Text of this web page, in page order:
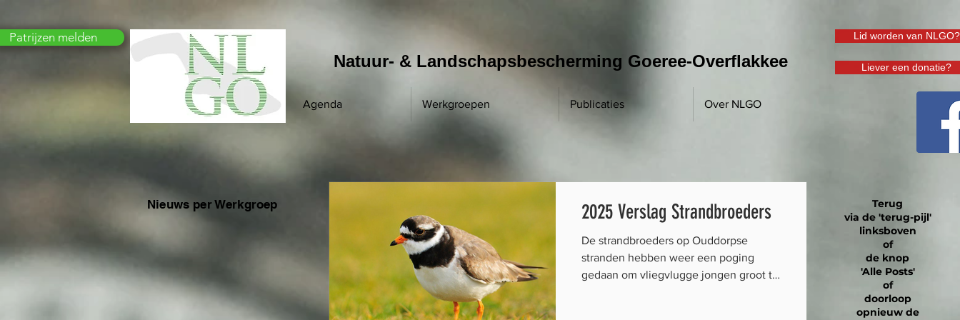
Patrijzen melden
Natuur- & Landschapsbescherming Goeree-Overflakkee
Agenda Werkgroepen Publicaties Over NLGO
Lid worden van NLGO?
Liever een donatie?
Nieuws per Werkgroep 2025 Verslag Strandbroeders
De strandbroeders op Ouddorpse
stranden hebben weer een poging
gedaan om vliegvlugge jongen groot te
Terug
via de 'terug-pijl'
linksboven
of
de knop
'Alle Posts'
of
doorloop
opnieuw de